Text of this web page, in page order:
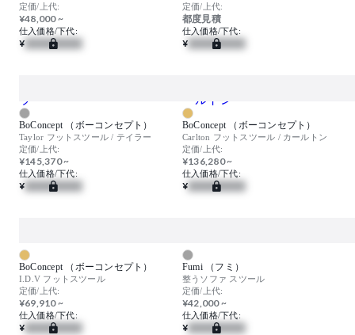
定価/上代:
¥48,000 ~
仕入価格/下代:
¥
定価/上代:
都度見積
仕入価格/下代:
¥
BoConcept （ボーコンセプト）
Taylor フットスツール / テイラー
定価/上代:
¥145,370 ~
仕入価格/下代:
¥
BoConcept （ボーコンセプト）
Carlton フットスツール / カールトン
定価/上代:
¥136,280 ~
仕入価格/下代:
¥
BoConcept （ボーコンセプト）
I.D.V フットスツール
定価/上代:
¥69,910 ~
仕入価格/下代:
¥
Fumi （フミ）
整うソファ スツール
定価/上代:
¥42,000 ~
仕入価格/下代:
¥